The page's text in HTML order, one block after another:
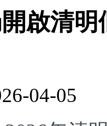
啟清
04-05